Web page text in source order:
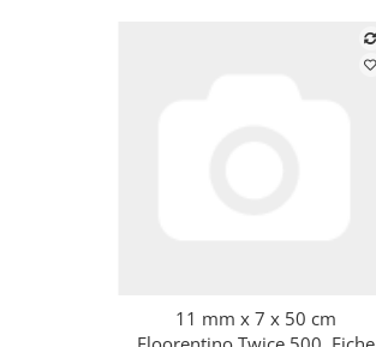
Schnellkauf
11 mm x 7 x 50 cm